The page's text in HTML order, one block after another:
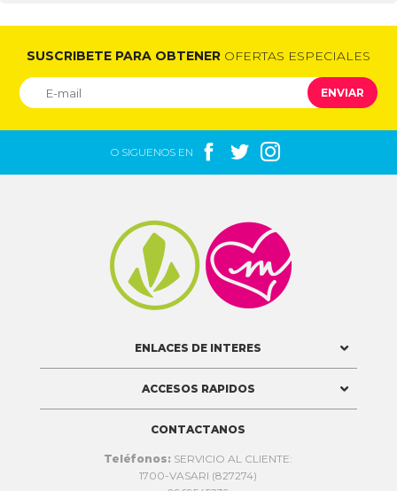
SUSCRIBETE PARA OBTENER OFERTAS ESPECIALES
ENVIAR
O SIGUENOS EN   

ENLACES DE INTERES
ACCESOS RAPIDOS
CONTACTANOS
Teléfonos: SERVICIO AL CLIENTE:
1700-VASARI (827274)